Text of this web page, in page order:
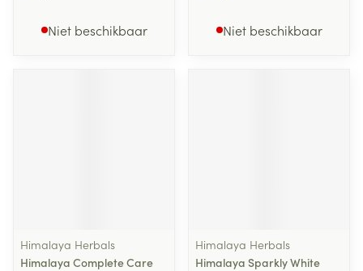
Niet beschikbaar Niet beschikbaar
Himalaya Herbals
Himalaya Complete Care
Himalaya Herbals
Himalaya Sparkly White